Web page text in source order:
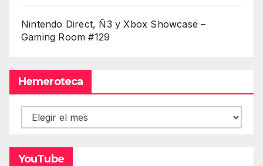
Nintendo Direct, Ñ3 y Xbox Showcase –
Gaming Room #129
Hemeroteca
Hemeroteca
YouTube